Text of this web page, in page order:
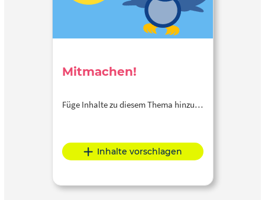
Mitmachen!
Füge Inhalte zu diesem Thema hinzu…
Inhalte vorschlagen